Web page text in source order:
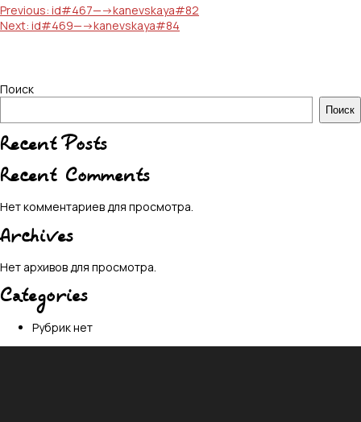
Навигация
по
Previous: id#467—->kanevskaya#82
Next: id#469—->kanevskaya#84
Поиск
Поиск
Recent Posts
Recent Comments
Нет комментариев для просмотра.
Archives
Нет архивов для просмотра.
Categories
Рубрик нет